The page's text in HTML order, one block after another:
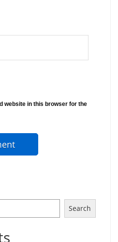
website in this browser for the
Search